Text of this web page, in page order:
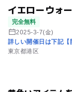
イエローウォ
完全無料
2025-3-7(金)
詳しい開催日は下記【
東京都港区